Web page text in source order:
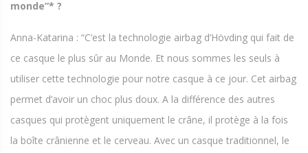
monde”* ?
Anna-Katarina : “C’est la technologie airbag d’Hövding qui fait de
ce casque le plus sûr au Monde. Et nous sommes les seuls à
utiliser cette technologie pour notre casque à ce jour. Cet airbag
permet d’avoir un choc plus doux. A la différence des autres
casques qui protègent uniquement le crâne, il protège à la fois
la boîte crânienne et le cerveau. Avec un casque traditionnel, le